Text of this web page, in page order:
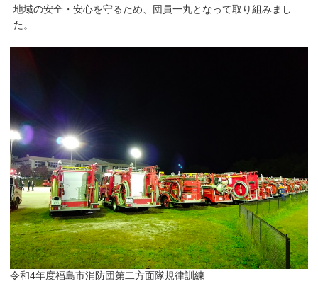
地域の安全・安心を守るため、団員一丸となって取り組みまし
た。
令和4年度福島市消防団第二方面隊規律訓練